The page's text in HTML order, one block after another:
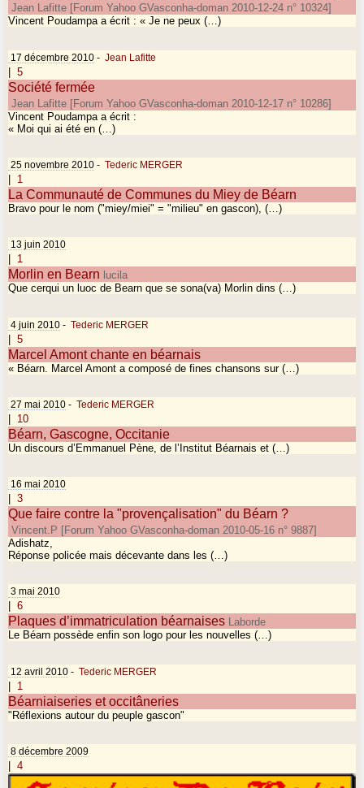
Jean Lafitte [Forum Yahoo GVasconha-doman 2010-12-24 n° 10324]
Vincent Poudampa a écrit : « Je ne peux (…)
17 décembre 2010 - Jean Lafitte
| 5
Société fermée
Jean Lafitte [Forum Yahoo GVasconha-doman 2010-12-17 n° 10286]
Vincent Poudampa a écrit :
« Moi qui ai été en (…)
25 novembre 2010 - Tederic MERGER
1
La Communauté de Communes du Miey de Béarn
Bravo pour le nom ("miey/miei" = "milieu" en gascon), (…)
13 juin 2010
1
Morlin en Bearn lucila
Que cerqui un luoc de Bearn que se sona(va) Morlin dins (…)
4 juin 2010 - Tederic MERGER
| 5
Marcel Amont chante en béarnais
« Béarn. Marcel Amont a composé de fines chansons sur (…)
27 mai 2010 - Tederic MERGER
10
Béarn, Gascogne, Occitanie
Un discours d’Emmanuel Pène, de l’Institut Béarnais et (…)
16 mai 2010
3
Que faire contre la "provençalisation" du Béarn ?
Vincent.P [Forum Yahoo GVasconha-doman 2010-05-16 n° 9887]
Adishatz,
Réponse policée mais décevante dans les (…)
3 mai 2010
6
Plaques d’immatriculation béarnaises Laborde
Le Béarn possède enfin son logo pour les nouvelles (…)
12 avril 2010 - Tederic MERGER
1
Béarniaiseries et occitâneries
"Réflexions autour du peuple gascon"
8 décembre 2009
4